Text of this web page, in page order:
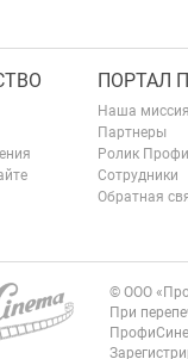
ПОРТАЛ
Наша миссия
Партнеры
Ролик
Сотрудники
Обратная
© ООО
При